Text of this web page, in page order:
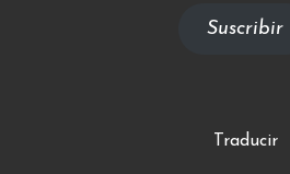
Suscribir
Traducir